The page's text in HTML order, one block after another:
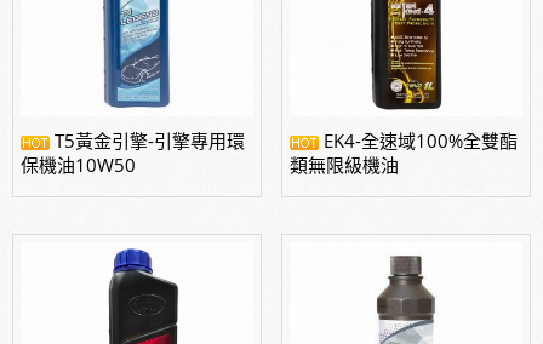
T5黃金引擎-引擎專用環
保機油10W50
EK4-全速域100%全雙酯
類無限級機油